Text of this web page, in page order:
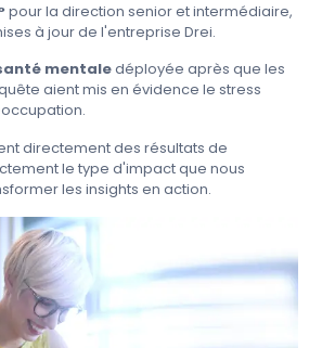
pour la direction senior et intermédiaire,
à jour de l'entreprise Drei.
mentaledéployée après que les
aient mis en évidence le stress
directement des résultats de
le type d'impact que nous
les insights en action.